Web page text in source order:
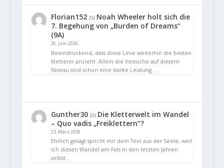
Florian152zu Noah Wheeler holt sich die
7. Begehung von „Burden of Dreams“
(9A)
26. Juni 2026
Beeindruckend, dass diese Linie weiterhin die besten
Kletterer anzieht. Allein die Versuche auf diesem
Niveau sind schon eine starke Leistung.…
Gunther30zu Die Kletterwelt im Wandel
– Quo vadis „Freiklettern“?
23. März 2026
Ehrlich gesagt spricht mir dein Text aus der Seele, weil
ich diesen Wandel am Fels in den letzten Jahren
selbst…